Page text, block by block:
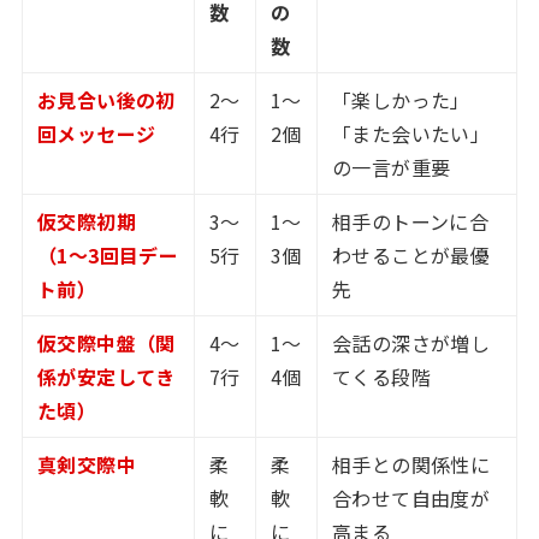
数
の
数
お見合い後の初
回メッセージ
2〜
4行
1〜
2個
「楽しかった」
「また会いたい」
の一言が重要
仮交際初期
（1〜3回目デー
ト前）
3〜
5行
1〜
3個
相手のトーンに合
わせることが最優
先
仮交際中盤（関
係が安定してき
た頃）
4〜
7行
1〜
4個
会話の深さが増し
てくる段階
真剣交際中
柔
軟
に
柔
軟
に
相手との関係性に
合わせて自由度が
高まる